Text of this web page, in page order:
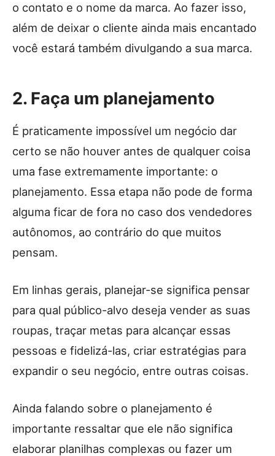
o contato e o nome da marca. Ao fazer isso,
além de deixar o cliente ainda mais encantado
você estará também divulgando a sua marca.
2. Faça um planejamento
É praticamente impossível um negócio dar
certo se não houver antes de qualquer coisa
uma fase extremamente importante: o
planejamento. Essa etapa não pode de forma
alguma ficar de fora no caso dos vendedores
autônomos, ao contrário do que muitos
pensam.
Em linhas gerais, planejar-se significa pensar
para qual público-alvo deseja vender as suas
roupas, traçar metas para alcançar essas
pessoas e fidelizá-las, criar estratégias para
expandir o seu negócio, entre outras coisas.
Ainda falando sobre o planejamento é
importante ressaltar que ele não significa
elaborar planilhas complexas ou fazer um